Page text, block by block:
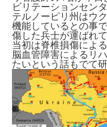
ビリテーションセン
テルノーピリ州はウ
機能しているとの事
傷した兵士が運ばれ
当初は脊椎損傷によ
脳血管障害によるリ
たいという話もでて